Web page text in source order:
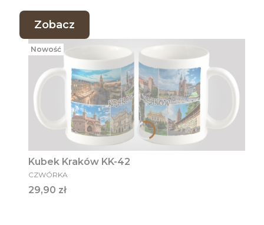
Zobacz
Nowość
Kubek Kraków KK-42
PRODUCENT
CZWÓRKA
Cena
29,90 zł